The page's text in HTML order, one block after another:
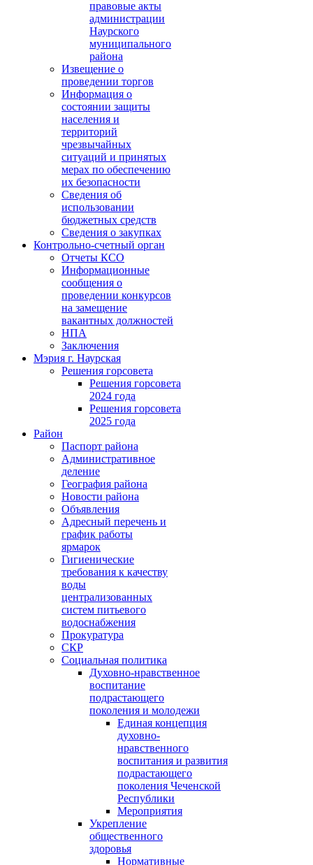
правовые акты
администрации
Наурского
муниципального
района
Извещение о
проведении торгов
Информация о
состоянии защиты
населения и
территорий
чрезвычайных
ситуаций и принятых
мерах по обеспечению
их безопасности
Сведения об
использовании
бюджетных средств
Сведения о закупках
Контрольно-счетный орган
Отчеты КСО
Информационные
сообщения о
проведении конкурсов
на замещение
вакантных должностей
НПА
Заключения
Мэрия г. Наурская
Решения горсовета
Решения горсовета
2024 года
Решения горсовета
2025 года
Район
Паспорт района
Административное
деление
География района
Новости района
Объявления
Адресный перечень и
график работы
ярмарок
Гигиенические
требования к качеству
воды
централизованных
систем питьевого
водоснабжения
Прокуратура
СКР
Социальная политика
Духовно-нравственное
воспитание
подрастающего
поколения и молодежи
Единая концепция
духовно-
нравственного
воспитания и развития
подрастающего
поколения Чеченской
Республики
Мероприятия
Укрепление
общественного
здоровья
Нормативные